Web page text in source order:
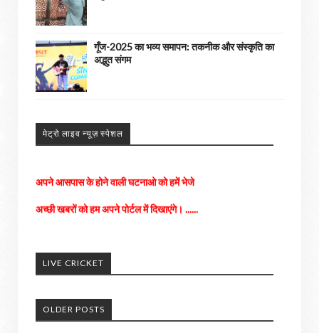
गूँज-2025 का भव्य समापन: तकनीक और संस्कृति का
अद्भुत संगम
मेट्रो लाइव न्यूज़ स्पेशल
अच्छी खबरों को हम अपने पोर्टल में दिखाएंगे। ......
किसी भी तरह के विज्ञापन के लिए संपर्क करे
LIVE CRICKET
OLDER POSTS